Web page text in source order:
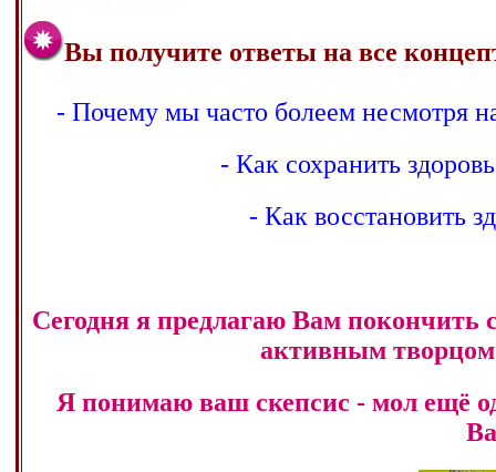
Вы получите ответы на все
- Почему мы часто болеем несмотря
- Как сохранить
- Как восстановить
Сегодня я предлагаю Вам
активным творцом
Я понимаю ваш скепсис - мол ещё